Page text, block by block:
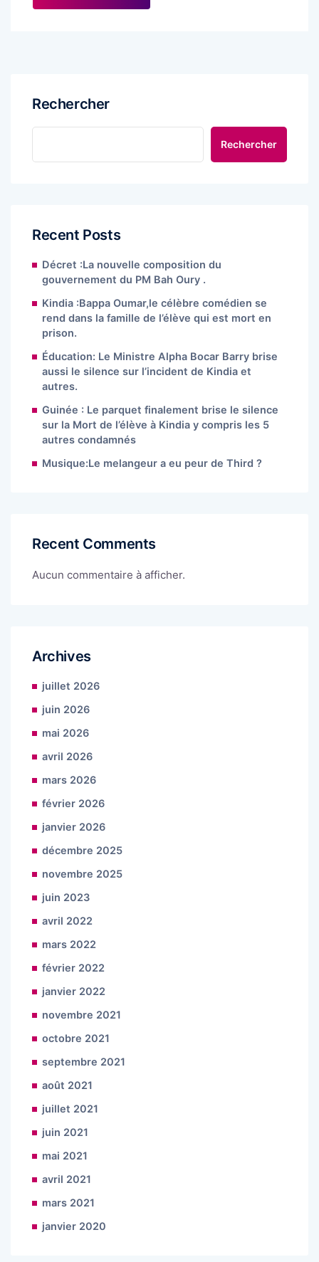
Rechercher
Rechercher
Recent Posts
Décret :La nouvelle composition du
gouvernement du PM Bah Oury .
Kindia :Bappa Oumar,le célèbre comédien se
rend dans la famille de l’élève qui est mort en
prison.
Éducation: Le Ministre Alpha Bocar Barry brise
aussi le silence sur l’incident de Kindia et
autres.
Guinée : Le parquet finalement brise le silence
sur la Mort de l’élève à Kindia y compris les 5
autres condamnés
Musique:Le melangeur a eu peur de Third ?
Recent Comments
Aucun commentaire à afficher.
Archives
juillet 2026
juin 2026
mai 2026
avril 2026
mars 2026
février 2026
janvier 2026
décembre 2025
novembre 2025
juin 2023
avril 2022
mars 2022
février 2022
janvier 2022
novembre 2021
octobre 2021
septembre 2021
août 2021
juillet 2021
juin 2021
mai 2021
avril 2021
mars 2021
janvier 2020